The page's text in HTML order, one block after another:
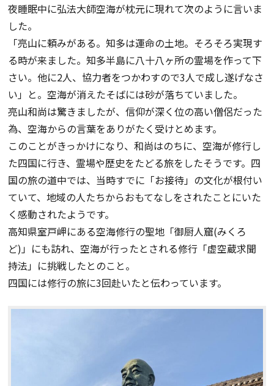
夜睡眠中に弘法大師空海が枕元に現れて次のように言いま
した。
「亮山に頼みがある。知多は運命の土地。そろそろ実現す
る時が来ました。知多半島に八十八ヶ所の霊場を作って下
さい。他に2人、協力者をつかわすので3人で成し遂げなさ
い」と。空海が消えたそばには砂が落ちていました。
亮山和尚は驚きましたが、信仰が深く位の高い僧侶だった
為、空海からの言葉をありがたく受けとめます。
このことがきっかけになり、和尚はのちに、空海が修行し
た四国に行き、霊場や歴史をたどる旅をしたそうです。四
国の旅の道中では、当時すでに「お接待」の文化が根付い
ていて、地域の人たちからおもてなしをされたことにいた
く感動されたようです。
高知県室戸岬にある空海修行の聖地「御厨人窟(みくろ
ど)」にも訪れ、空海が行ったとされる修行「虚空蔵求聞
持法」に挑戦したとのこと。
四国には修行の旅に3回赴いたと伝わっています。